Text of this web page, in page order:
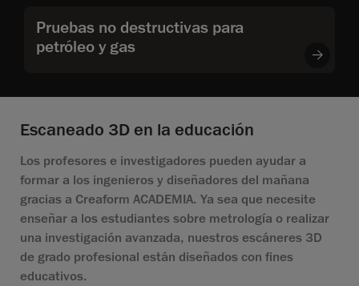
Pruebas no destructivas para
petróleo y gas
Escaneado 3D en la educación
Los profesores e investigadores pueden ayudar a
formar a los ingenieros y diseñadores del mañana
gracias a Creaform ACADEMIA. Ya sea que necesite
enseñar a los estudiantes sobre metrología o realizar
una investigación avanzada, nuestros escáneres 3D
de grado profesional están diseñados con fines
educativos.